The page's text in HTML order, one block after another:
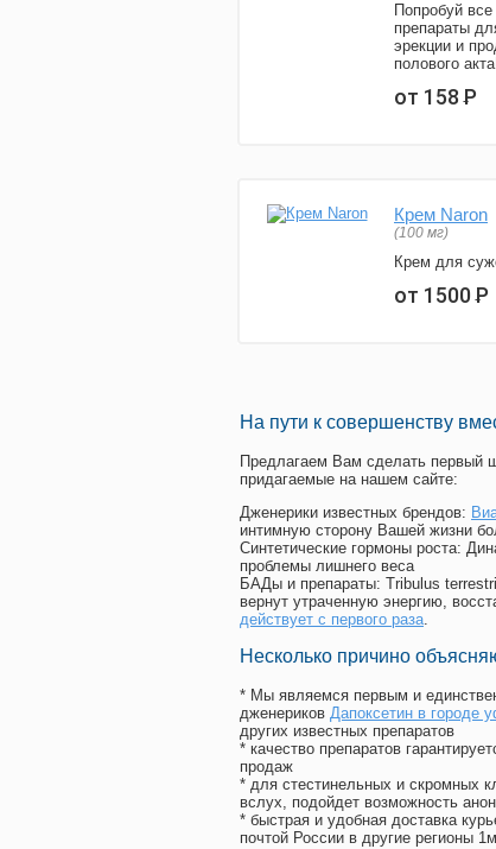
Попробуй
препараты
эрекции и
полового
от 158Р
Крем Naron
(100 мг)
Крем для
от 1500Р
На пути к совершенству
Предлагаем Вам сделать первый
придагаемые на нашем сайте:
Дженерики известных брендов:
интимную сторону Вашей жизни
Синтетические гормоны роста:
проблемы лишнего веса
БАДы и препараты: Tribulus
вернут утраченную энергию,
действует с первого раза.
Несколько причино
* Мы являемся первым и
дженериков Дапоксетин в городе
других известных препаратов
* качество препаратов
продаж
* для стестинельных и скромных
вслух, подойдет возможность
* быстрая и удобная доставка
почтой России в другие регионы